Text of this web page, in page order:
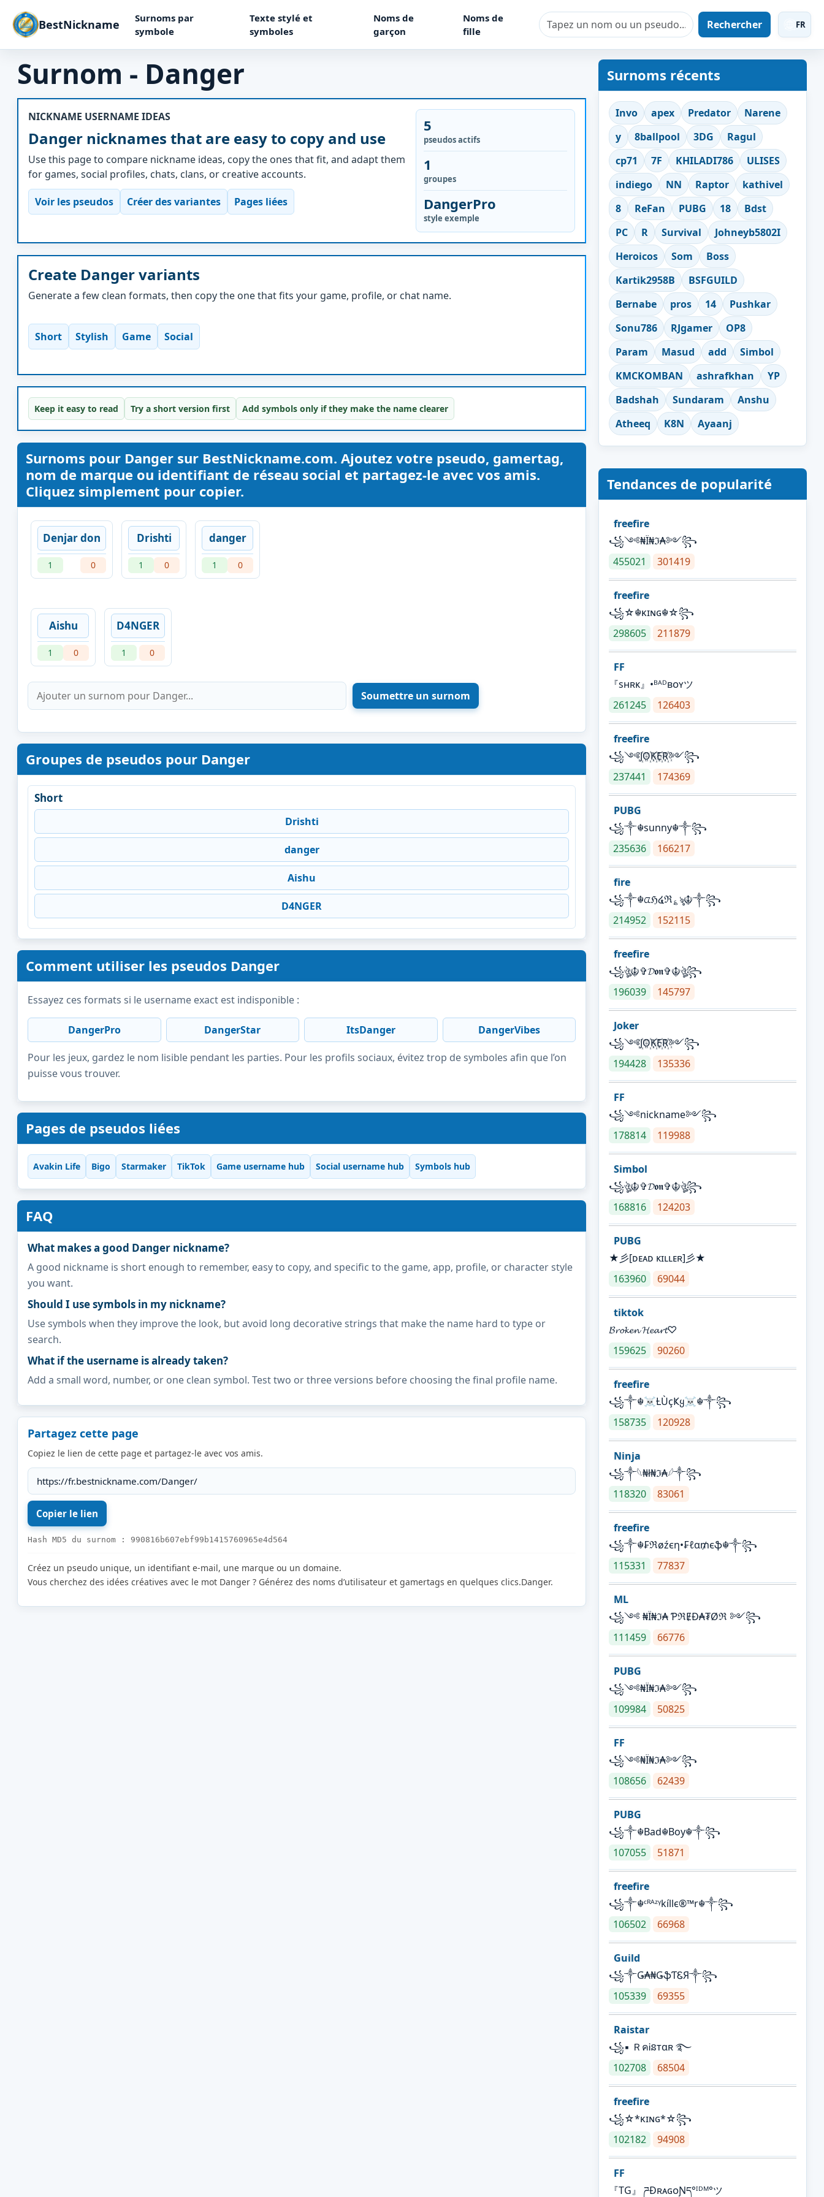
BestNickname
Surnoms par
symbole
Texte stylé et
symboles
Noms de
garçon
Noms de
fille
Rechercher FR
Surnom - Danger
NICKNAME USERNAME IDEAS
Danger nicknames that are easy to copy and use
Use this page to compare nickname ideas, copy the ones that fit, and adapt them
for games, social profiles, chats, clans, or creative accounts.
Voir les pseudos Créer des variantes Pages liées
5
pseudos actifs
1
groupes
DangerPro
style exemple
Create Danger variants
Generate a few clean formats, then copy the one that fits your game, profile, or chat name.
Short Stylish Game Social
Keep it easy to read Try a short version first Add symbols only if they make the name clearer
Surnoms pour Danger sur BestNickname.com. Ajoutez votre pseudo, gamertag,
nom de marque ou identifiant de réseau social et partagez-le avec vos amis.
Cliquez simplement pour copier.
Denjar don
1 0
Drishti
1 0
danger
1 0
Aishu
1 0
D4NGER
1 0
Groupes de pseudos pour Danger
Short
Drishti
danger
Aishu
D4NGER
Comment utiliser les pseudos Danger
Essayez ces formats si le username exact est indisponible :
DangerPro DangerStar ItsDanger DangerVibes
Pour les jeux, gardez le nom lisible pendant les parties. Pour les profils sociaux, évitez trop de symboles afin que l’on
puisse vous trouver.
Pages de pseudos liées
Avakin Life Bigo Starmaker TikTok Game username hub Social username hub Symbols hub
FAQ
What makes a good Danger nickname?
A good nickname is short enough to remember, easy to copy, and specific to the game, app, profile, or character style
you want.
Should I use symbols in my nickname?
Use symbols when they improve the look, but avoid long decorative strings that make the name hard to type or
search.
What if the username is already taken?
Add a small word, number, or one clean symbol. Test two or three versions before choosing the final profile name.
Partagez cette page
Copiez le lien de cette page et partagez-le avec vos amis.
Hash MD5 du surnom : 990816b607ebf99b1415760965e4d564
Créez un pseudo unique, un identifiant e-mail, une marque ou un domaine.
Vous cherchez des idées créatives avec le mot Danger ? Générez des noms d’utilisateur et gamertags en quelques clics.Danger.
Surnoms récents
Invo apex Predator
Narene
y
8ballpool 3DG
Ragul
cp71
7F KHILADI786
ULISES
indiego
NN Raptor
kathivel
8
ReFan PUBG 18
Bdst
PC
R Survival
Johneyb5802I
Heroicos
Som
Boss
Kartik2958B
BSFGUILD
Bernabe
pros 14
Pushkar
Sonu786
RJgamer
OP8
Param
Masud add
Simbol
KMCKOMBAN
ashrafkhan
YP
Badshah
Sundaram
Anshu
Atheeq
K8N Ayaanj
Tendances de popularité
freefire
꧁༺₦Ї₦ℑ₳༻꧂
455021
301419
freefire
꧁☆☬κɪɴɢ☬☆꧂
298605
211879
FF
『sʜʀᴋ』•ᴮᴬᴰʙᴏʏツ
261245
126403
freefire
꧁༺J꙰O꙰K꙰E꙰R꙰༻꧂
237441
174369
PUBG
꧁༒☬sunny☬༒꧂
235636
166217
fire
꧁༒☬ᤂℌ໔ℜ؏ৡ☬༒꧂
214952
152115
freefire
꧁ঔৣ☬✞𝓓𝖔𝖓✞☬ঔৣ꧂
196039
145797
Joker
꧁༺J꙰O꙰K꙰E꙰R꙰༻꧂
194428
135336
FF
꧁༺nickname༻꧂
178814
119988
Simbol
꧁ঔৣ☬✞𝓓𝖔𝖓✞☬ঔৣ꧂
168816
124203
PUBG
★彡[ᴅᴇᴀᴅ ᴋɪʟʟᴇʀ]彡★
163960
69044
tiktok
𝓑𝓻𝓸𝓴𝓮𝓷 𝓗𝓮𝓪𝓻𝓽♡
159625
90260
freefire
꧁༒☬☠Ƚ︎ÙçҜყ☠︎☬༒꧂
158735
120928
Ninja
꧁⁣༒𓆩₦ł₦ℑ₳𓆪༒꧂
118320
83061
freefire
꧁༒☬₣ℜøźєη•₣ℓα₥єֆ☬༒꧂
115331
77837
ML
꧁༺ ₦Ї₦ℑ₳ ƤℜɆĐ₳₮Øℜ ༻꧂
111459
66776
PUBG
꧁༺₦Ї₦ℑ₳༻꧂
109984
50825
FF
꧁༺₦Ї₦ℑ₳༻꧂
108656
62439
PUBG
꧁༒☬Bad☬Boy☬༒꧂
107055
51871
freefire
꧁༒☬ᶜᴿᴬᶻᵞkíllє®™r☬༒꧂
106502
66968
Guild
꧁༒Ǥ₳₦ǤֆƬᏋЯ༒꧂
105339
69355
Raistar
꧁▪ ＲคᎥនтαʀ ࿐
102708
68504
freefire
꧁☆*κɪɴɢ*☆꧂
102182
94908
FF
『TG』 ཌĐʀᴀɢᴏƝད°ᴵᴰᴹ°ツ